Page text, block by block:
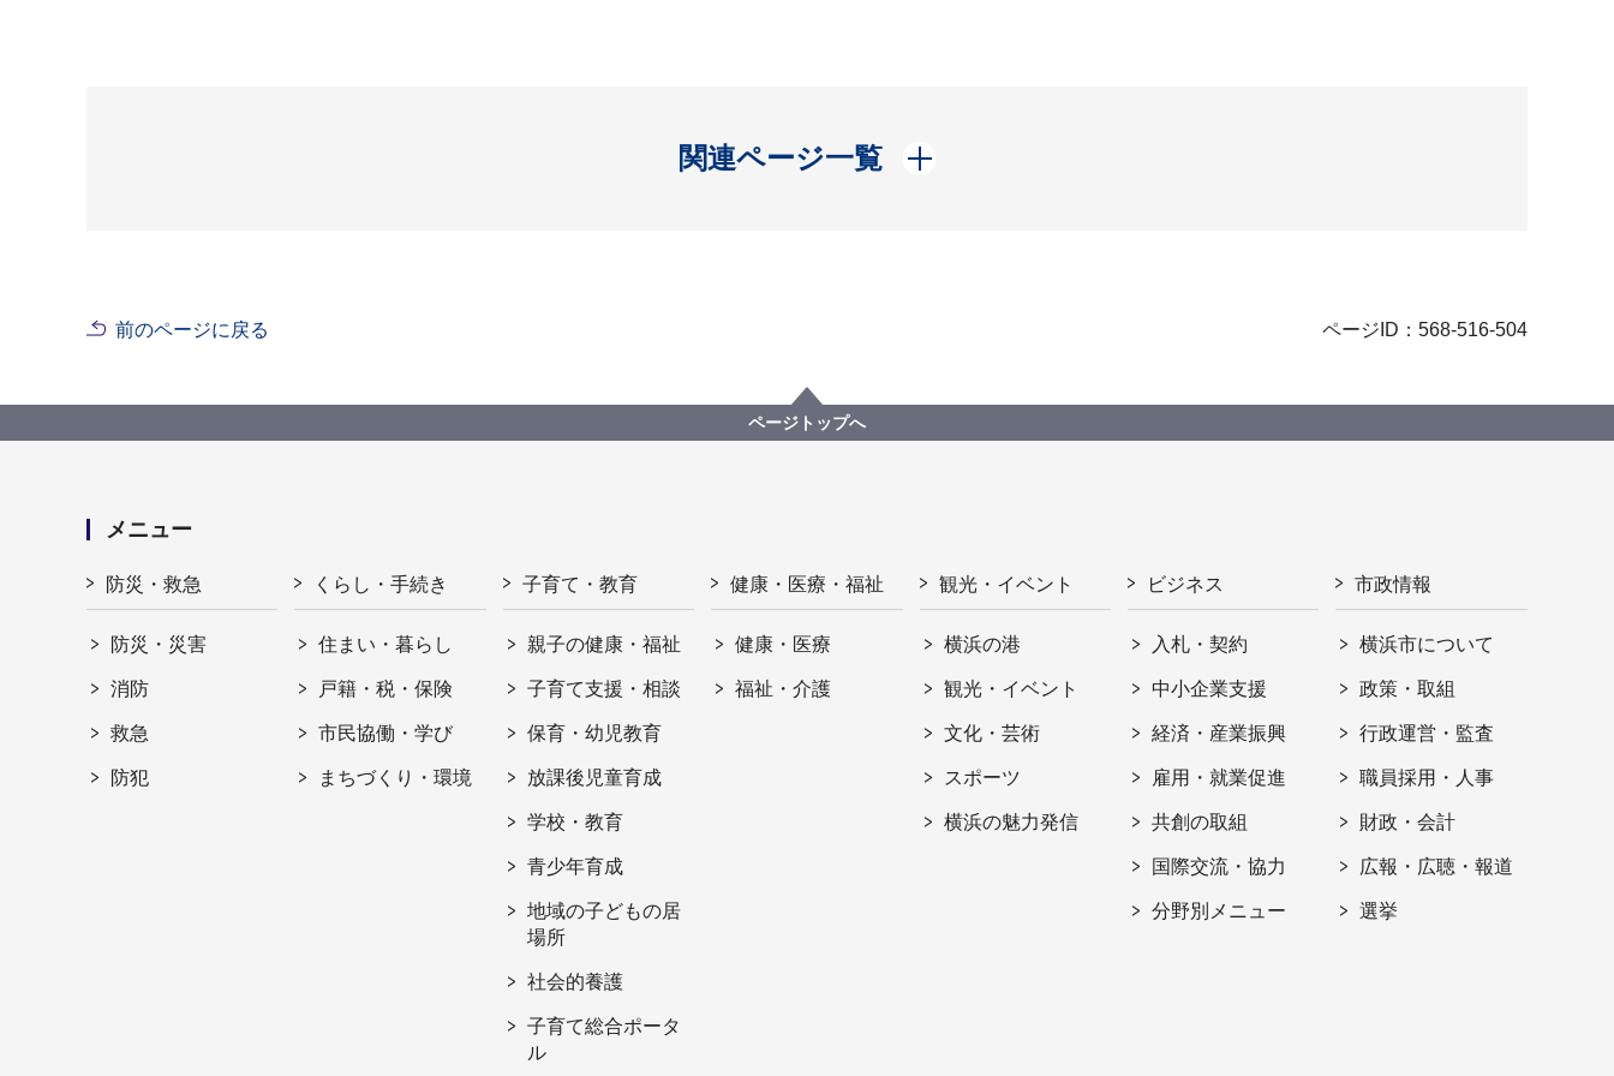
関連ページ一覧
開く
前のページに戻る ページID：568-516-504
ページトップへ
メニュー
防災・救急
防災・災害
消防
救急
防犯
くらし・手続き
住まい・暮らし
戸籍・税・保険
市民協働・学び
まちづくり・環境
子育て・教育
親子の健康・福祉
子育て支援・相談
保育・幼児教育
放課後児童育成
学校・教育
青少年育成
地域の子どもの居
場所
社会的養護
子育て総合ポータ
ル
健康・医療・福祉
健康・医療
福祉・介護
観光・イベント
横浜の港
観光・イベント
文化・芸術
スポーツ
横浜の魅力発信
ビジネス
入札・契約
中小企業支援
経済・産業振興
雇用・就業促進
共創の取組
国際交流・協力
分野別メニュー
市政情報
横浜市について
政策・取組
行政運営・監査
職員採用・人事
財政・会計
広報・広聴・報道
選挙